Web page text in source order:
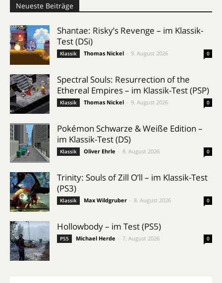
Neueste Beiträge
Shantae: Risky’s Revenge – im Klassik-
Test (DSi)
Klassik Thomas Nickel 9. August 2026 0
Spectral Souls: Resurrection of the
Ethereal Empires – im Klassik-Test (PSP)
Klassik Thomas Nickel 9. August 2026 0
Pokémon Schwarze & Weiße Edition –
im Klassik-Test (DS)
Klassik Oliver Ehrle 8. August 2026 0
Trinity: Souls of Zill O’ll – im Klassik-Test
(PS3)
Klassik Max Wildgruber 8. August 2026 0
Hollowbody – im Test (PS5)
PS5 Michael Herde 7. August 2026 0